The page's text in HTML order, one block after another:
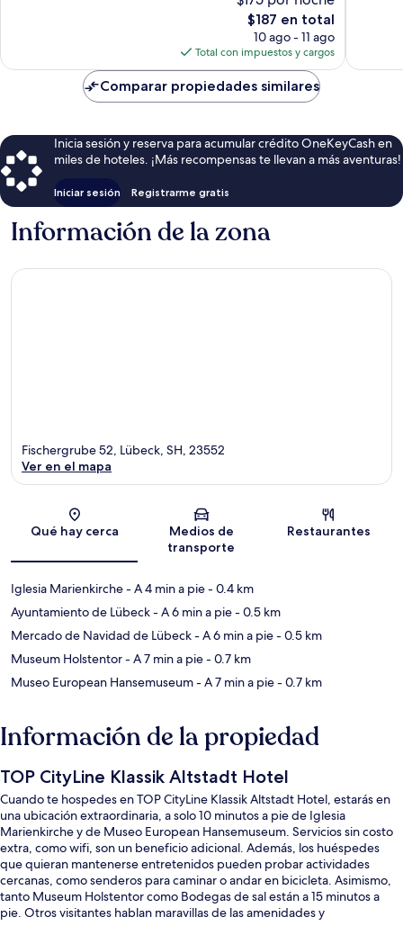
El
precio
actual
es
de
$187
$187 en total
10 ago - 11 ago
Total con impuestos y cargos
Comparar propiedades similares
Inicia sesión y reserva para acumular crédito OneKeyCash en
miles de hoteles. ¡Más recompensas te llevan a más aventuras!
Iniciar sesión Registrarme gratis
Información de la zona
Sección del mapa
Fischergrube 52, Lübeck, SH, 23552
Ver en el mapa
Qué hay cerca
Medios de
transporte
Restaurantes
Iglesia Marienkirche- A 4 min a pie- 0.4 km
Ayuntamiento de Lübeck- A 6 min a pie- 0.5 km
Mercado de Navidad de Lübeck- A 6 min a pie- 0.5 km
Museum Holstentor- A 7 min a pie- 0.7 km
Museo European Hansemuseum- A 7 min a pie- 0.7 km
Información de la propiedad
TOP CityLine Klassik Altstadt Hotel
Cuando te hospedes en TOP CityLine Klassik Altstadt Hotel, estarás en
una ubicación extraordinaria, a solo 10 minutos a pie de Iglesia
Marienkirche y de Museo European Hansemuseum. Servicios sin costo
extra, como wifi, son un beneficio adicional. Además, los huéspedes
que quieran mantenerse entretenidos pueden probar actividades
cercanas, como senderos para caminar o andar en bicicleta. Asimismo,
tanto Museum Holstentor como Bodegas de sal están a 15 minutos a
pie. Otros visitantes hablan maravillas de las amenidades y